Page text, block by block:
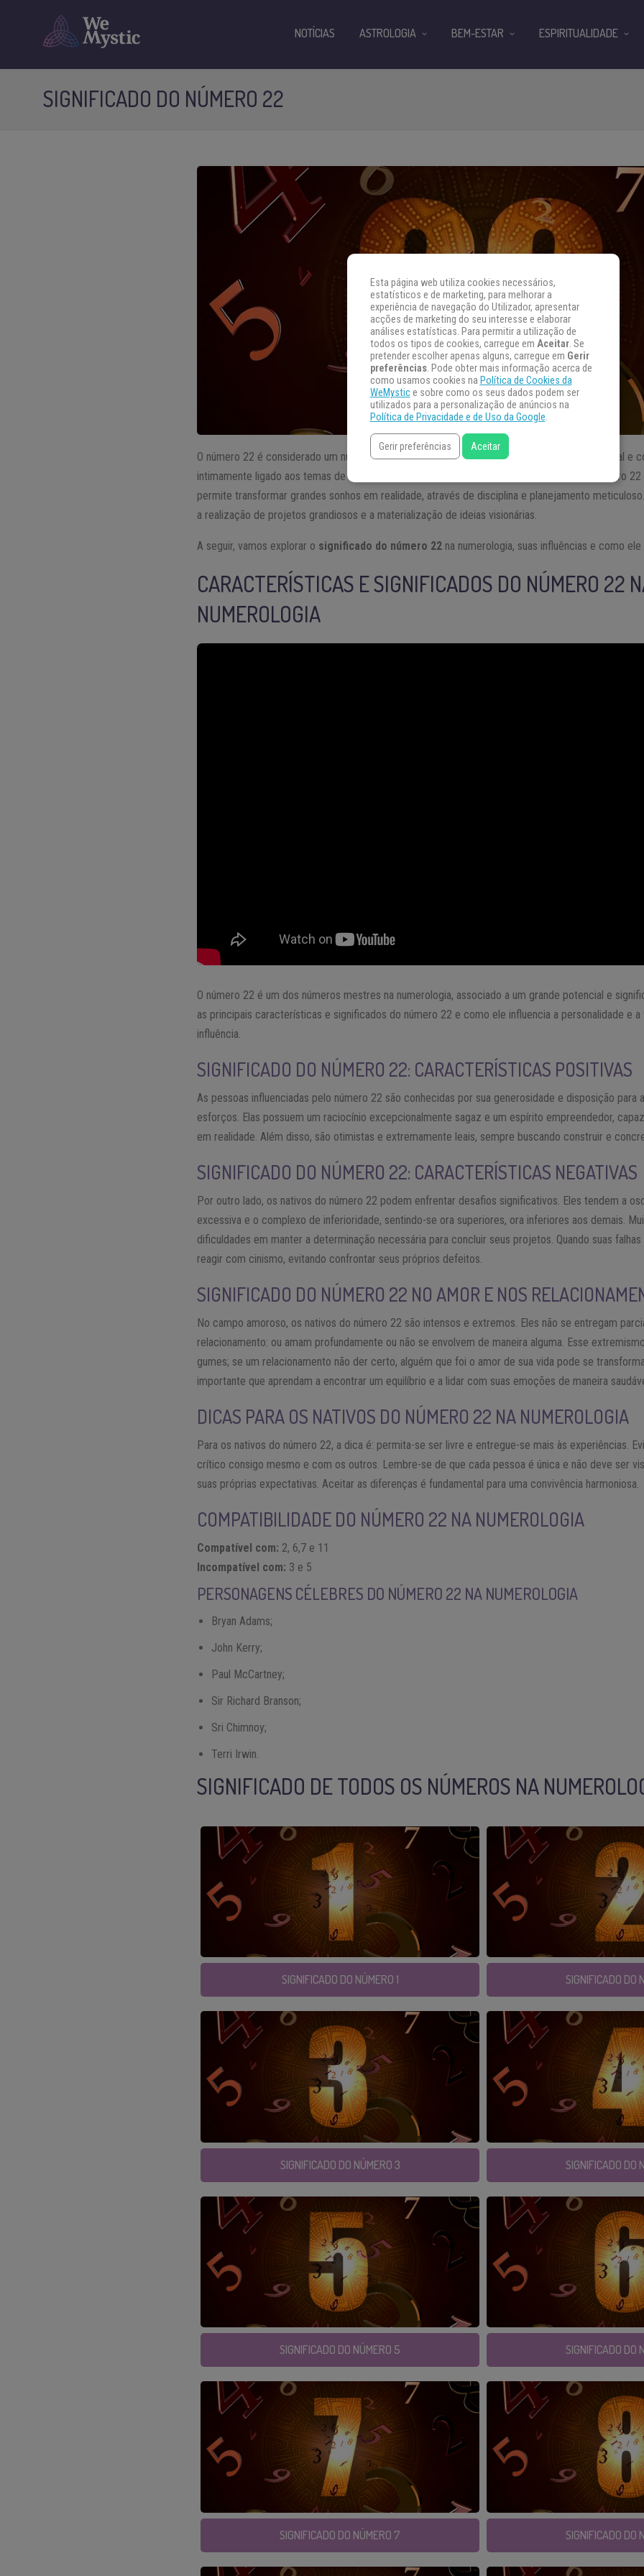
SIGNIFICADO DO NÚMERO 22
O número 22 é considerado um número mestre na numerologia, simbolizando o mundo material e
intimamente ligado aos temas de construção, trabalho, poder e otimismo. Além disso, o número
permite transformar grandes sonhos em realidade, através de disciplina e planejamento
a realização de projetos grandiosos e a materialização de ideias visionárias.
A seguir, vamos explorar o significado do número 22 na numerologia, suas influências e como
CARACTERÍSTICAS E SIGNIFICADOS DO NÚMERO 22
NUMEROLOGIA
O número 22 é um dos números mestres na numerologia, associado a um grande potencial e
as principais características e significados do número 22 e como ele influencia a personalidade e
influência.
SIGNIFICADO DO NÚMERO 22: CARACTERÍSTICAS POSITIVAS
As pessoas influenciadas pelo número 22 são conhecidas por sua generosidade e disposição para
esforços. Elas possuem um raciocínio excepcionalmente sagaz e um espírito empreendedor,
em realidade. Além disso, são otimistas e extremamente leais, sempre buscando construir e
SIGNIFICADO DO NÚMERO 22: CARACTERÍSTICAS NEGATIVAS
Por outro lado, os nativos do número 22 podem enfrentar desafios significativos. Eles tendem a
excessiva e o complexo de inferioridade, sentindo-se ora superiores, ora inferiores aos demais.
dificuldades em manter a determinação necessária para concluir seus projetos. Quando suas
reagir com cinismo, evitando confrontar seus próprios defeitos.
SIGNIFICADO DO NÚMERO 22 NO AMOR E NOS
No campo amoroso, os nativos do número 22 são intensos e extremos. Eles não se entregam
relacionamento: ou amam profundamente ou não se envolvem de maneira alguma. Esse
gumes; se um relacionamento não der certo, alguém que foi o amor de sua vida pode se
importante que aprendam a encontrar um equilíbrio e a lidar com suas emoções de maneira
DICAS PARA OS NATIVOS DO NÚMERO 22 NA NUMEROLOGIA
Para os nativos do número 22, a dica é: permita-se ser livre e entregue-se mais às experiências.
crítico consigo mesmo e com os outros. Lembre-se de que cada pessoa é única e não deve ser
suas próprias expectativas. Aceitar as diferenças é fundamental para uma convivência harmoniosa.
COMPATIBILIDADE DO NÚMERO 22 NA NUMEROLOGIA
Compatível com: 2, 6,7 e 11
Incompatível com: 3 e 5
PERSONAGENS CÉLEBRES DO NÚMERO 22 NA NUMEROLOGIA
Bryan Adams;
John Kerry;
Paul McCartney;
Sir Richard Branson;
Sri Chimnoy;
Terri Irwin.
SIGNIFICADO DE TODOS OS NÚMEROS NA
SIGNIFICADO DO NÚMERO 1 SIGNIFICADO DO
SIGNIFICADO DO NÚMERO 3 SIGNIFICADO DO
SIGNIFICADO DO NÚMERO 5 SIGNIFICADO DO
SIGNIFICADO DO NÚMERO 7 SIGNIFICADO DO
NOTÍCIAS ASTROLOGIA BEM-ESTAR ESPIRITUALIDADE
Esta página web utiliza cookies necessários,
estatísticos e de marketing, para melhorar a
experiência de navegação do Utilizador, apresentar
acções de marketing do seu interesse e elaborar
análises estatísticas. Para permitir a utilização de
todos os tipos de cookies, carregue em Aceitar. Se
pretender escolher apenas alguns, carregue em Gerir
preferências. Pode obter mais informação acerca de
como usamos cookies na Política de Cookies da
WeMystice sobre como os seus dados podem ser
utilizados para a personalização de anúncios na
Política de Privacidade e de Uso da Google.
Gerir preferências Aceitar